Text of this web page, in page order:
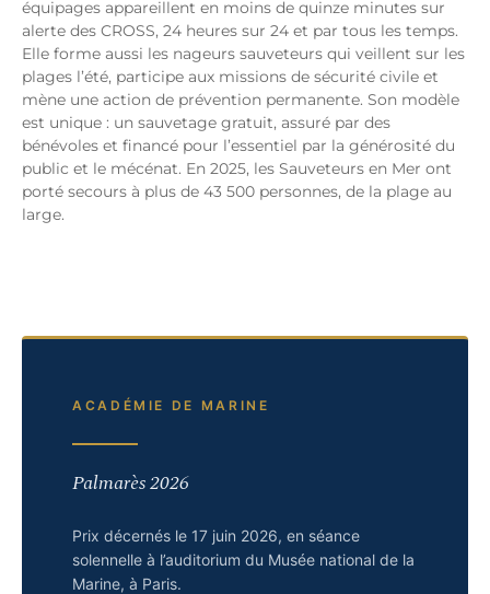
équipages appareillent en moins de quinze minutes sur
alerte des CROSS, 24 heures sur 24 et par tous les temps.
Elle forme aussi les nageurs sauveteurs qui veillent sur les
plages l’été, participe aux missions de sécurité civile et
mène une action de prévention permanente. Son modèle
est unique : un sauvetage gratuit, assuré par des
bénévoles et financé pour l’essentiel par la générosité du
public et le mécénat. En 2025, les Sauveteurs en Mer ont
porté secours à plus de 43 500 personnes, de la plage au
large.
ACADÉMIE DE MARINE
Palmarès 2026
Prix décernés le 17 juin 2026, en séance
solennelle à l’auditorium du Musée national de la
Marine, à Paris.